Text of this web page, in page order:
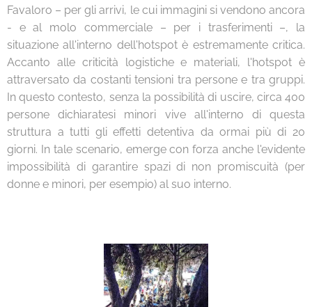
Favaloro – per gli arrivi, le cui immagini si vendono ancora
- e al molo commerciale – per i trasferimenti –, la
situazione all'interno dell'hotspot è estremamente critica.
Accanto alle criticità logistiche e materiali, l'hotspot è
attraversato da costanti tensioni tra persone e tra gruppi.
In questo contesto, senza la possibilità di uscire, circa 400
persone dichiaratesi minori vive all'interno di questa
struttura a tutti gli effetti detentiva da ormai più di 20
giorni. In tale scenario, emerge con forza anche l'evidente
impossibilità di garantire spazi di non promiscuità (per
donne e minori, per esempio) al suo interno.